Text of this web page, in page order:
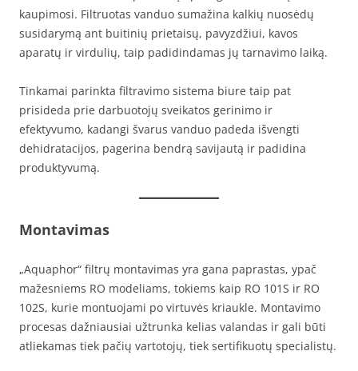
kaupimosi. Filtruotas vanduo sumažina kalkių nuosėdų
susidarymą ant buitinių prietaisų, pavyzdžiui, kavos
aparatų ir virdulių, taip padidindamas jų tarnavimo laiką.
Tinkamai parinkta filtravimo sistema biure taip pat
prisideda prie darbuotojų sveikatos gerinimo ir
efektyvumo, kadangi švarus vanduo padeda išvengti
dehidratacijos, pagerina bendrą savijautą ir padidina
produktyvumą.
Montavimas
„Aquaphor“ filtrų montavimas yra gana paprastas, ypač
mažesniems RO modeliams, tokiems kaip RO 101S ir RO
102S, kurie montuojami po virtuvės kriaukle. Montavimo
procesas dažniausiai užtrunka kelias valandas ir gali būti
atliekamas tiek pačių vartotojų, tiek sertifikuotų specialistų.